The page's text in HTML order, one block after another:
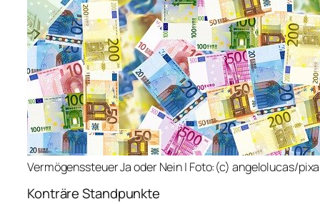
Vermögenssteuer Ja oder Nein | Foto:(c) angelolucas/
Konträre Standpunkte